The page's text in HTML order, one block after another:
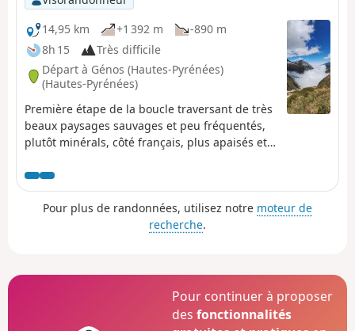
14,95 km
+1 392 m
-890 m
8h 15
Très difficile
Départ à Génos (Hautes-Pyrénées)
(Hautes-Pyrénées)
Première étape de la boucle traversant de très
beaux paysages sauvages et peu fréquentés,
plutôt minérals, côté français, plus apaisés et
cours d'eau, torrents et cascades, côté
espagnol. La montée au Col de la Pez est raide,
côté français, mais sans difficulté. La descente
côté espagnol est raide, au tout début, avec
Pour plus de randonnées, utilisez notre moteur de
recherche.
Pour continuer à proposer
desfonctionnalités